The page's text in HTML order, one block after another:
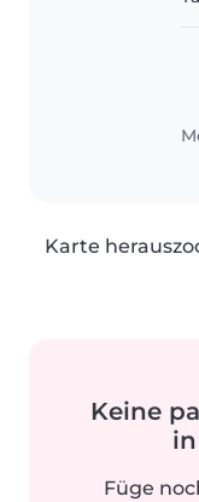
Karte
Keine
Füge